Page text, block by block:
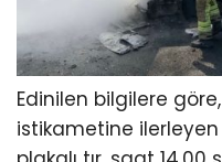
Edinilen bilgilere
istikametine ilerleyen